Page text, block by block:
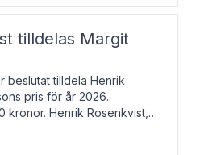
tilldelas Margit
beslutat tilldela Henrik
pris för år 2026.
kronor. Henrik Rosenkvist,
nordiska språk vid Göteborgs
2004 på avhan